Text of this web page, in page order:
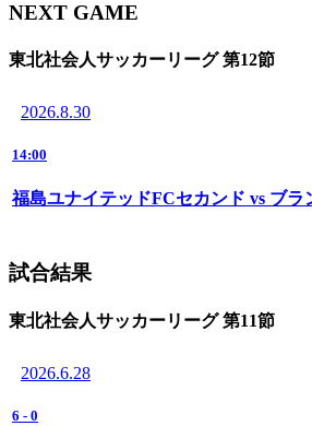
NEXT GAME
東北社会人サッカーリーグ 第12節
2026.8.30
14:00
福島ユナイテッドFCセカンド vs ブラ
試合結果
東北社会人サッカーリーグ 第11節
2026.6.28
6 - 0